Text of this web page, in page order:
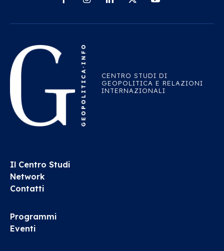
CENTRO STUDI DI
GEOPOLITICA E RELAZIONI
INTERNAZIONALI
Il Centro Studi
Network
Contatti
Programmi
Eventi